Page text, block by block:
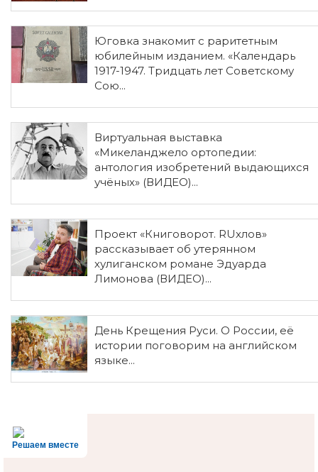
Юговка знакомит с раритетным
юбилейным изданием. «Календарь
1917-1947. Тридцать лет Советскому
Сою...
Виртуальная выставка
«Микеланджело ортопедии:
антология изобретений выдающихся
учёных» (ВИДЕО)...
Проект «Книговорот. RUхлов»
рассказывает об утерянном
хулиганском романе Эдуарда
Лимонова (ВИДЕО)...
День Крещения Руси. О России, её
истории поговорим на английском
языке...
Решаем вместе